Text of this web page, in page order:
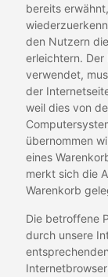
bereits
den Nutzern
erleichtern.
verwendet,
der
weil dies von
übernommen
eines
merkt sich die
Warenkorb
Die betroffene
durch unsere